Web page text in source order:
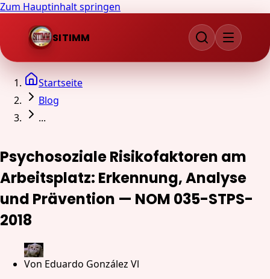
Zum Hauptinhalt springen
SITIMM
Startseite
Blog
...
Psychosoziale Risikofaktoren am
Arbeitsplatz: Erkennung, Analyse
und Prävention — NOM 035-STPS-
2018
Von Eduardo González Vl